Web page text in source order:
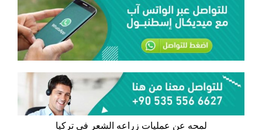
لمحه عن عمليات زراعه الشعر في تركيا